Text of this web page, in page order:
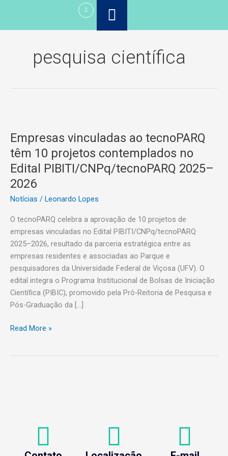
o
pesquisa científica
Empresas vinculadas ao tecnoPARQ
têm 10 projetos contemplados no
Edital PIBITI/CNPq/tecnoPARQ 2025–
2026
Notícias / Leonardo Lopes
O tecnoPARQ celebra a aprovação de 10 projetos de
empresas vinculadas no Edital PIBITI/CNPq/tecnoPARQ
2025–2026, resultado da parceria estratégica entre as
empresas residentes e associadas ao Parque e
pesquisadores da Universidade Federal de Viçosa (UFV). O
edital integra o Programa Institucional de Bolsas de Iniciação
Científica (PIBIC), promovido pela Pró-Reitoria de Pesquisa e
Pós-Graduação da […]
ao
tecnoPARQ
têm
10
projetos
contemplados
Edital
PIBITI/CNPq/tecnoPARQ
2025–
2026
Read More »